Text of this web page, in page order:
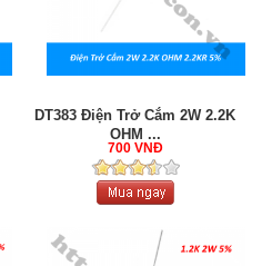
DT383 Điện Trở Cắm 2W 2.2K
OHM ...
700 VNĐ